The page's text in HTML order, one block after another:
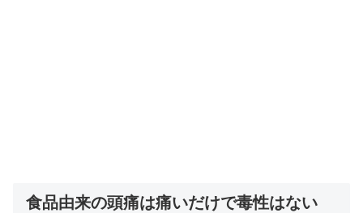
食品由来の頭痛は痛いだけで毒性はない